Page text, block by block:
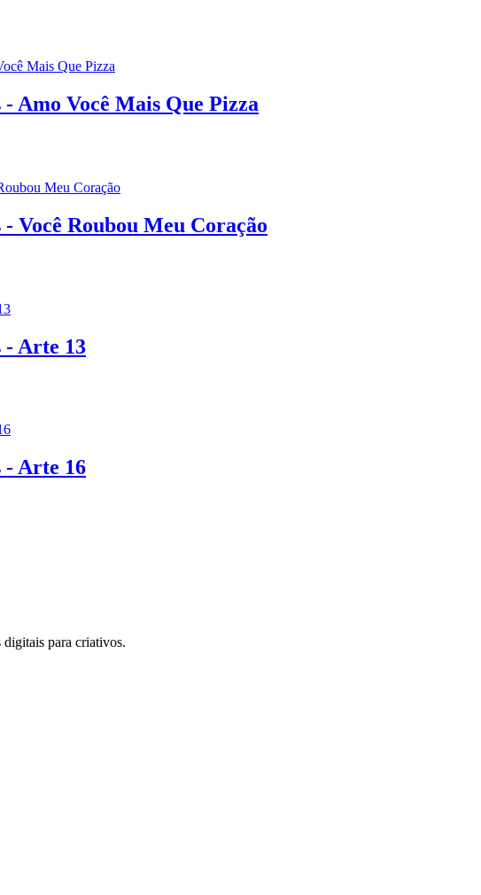
Amo Você Mais Que Pizza
Você Roubou Meu Coração
- Arte 13
- Arte 16
digitais para criativos.